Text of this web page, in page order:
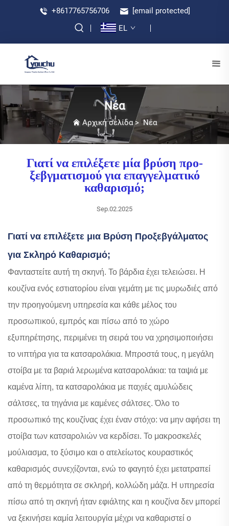
+8617765756706
[email protected]
EL
Νέα
Αρχική σελίδα>Νέα
Γιατί να επιλέξετε μία βρύση προ-
ξεβγματισμού για επαγγελματικό
καθαρισμό;
Sep.02.2025
Γιατί να επιλέξετε μια Βρύση Προξεβγάλματος
για Σκληρό Καθαρισμό;
Φανταστείτε αυτή τη σκηνή. Το βάρδια έχει τελειώσει. Η
κουζίνα ενός εστιατορίου είναι γεμάτη με τις μυρωδιές από
την προηγούμενη υπηρεσία και κάθε μέλος του
προσωπικού, εμπρός και πίσω από το χώρο
εξυπηρέτησης, περιμένει τη σειρά του να χρησιμοποιήσει
το νιπτήρα για τα κατσαρολάκια. Μπροστά τους, η μεγάλη
στοίβα με τα βαριά λερωμένα κατσαρολάκια: τα ταψιά με
καμένα λίπη, τα κατσαρολάκια με παχιές αμυλώδεις
σάλτσες, τα τηγάνια με καμένες σάλτσες. Όλο το
προσωπικό της κουζίνας έχει έναν στόχο: να μην αφήσει τη
στοίβα των κατσαρολιών να κερδίσει. Το μακροσκελές
μούλιασμα, το ξύσιμο και ο ατελείωτος κουραστικός
καθαρισμός συνεχίζονται, ενώ το φαγητό έχει μετατραπεί
από τη θερμότητα σε σκληρή, κολλώδη μάζα. Η υπηρεσία
πίσω από τη σκηνή ήταν εφιάλτης και η κουζίνα δεν μπορεί
να ξεκινήσει καμία λειτουργία μέχρι να καθαριστεί ο